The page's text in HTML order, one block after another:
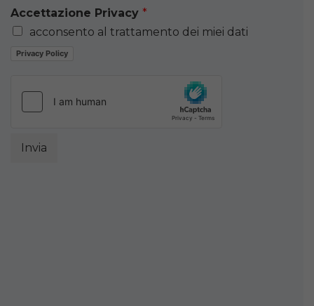
Accettazione Privacy *
acconsento al trattamento dei miei dati
Privacy Policy
Invia